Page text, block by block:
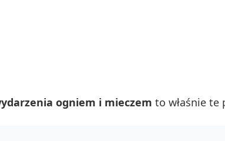
ogniem i mieczem to właśnie te